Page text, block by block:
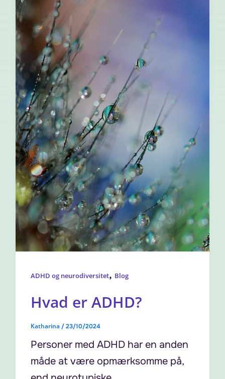
ADHD og neurodiversitet, Blog
Hvad er ADHD?
Katharina / 23/10/2024
Personer med ADHD har en anden
måde at være opmærksomme på,